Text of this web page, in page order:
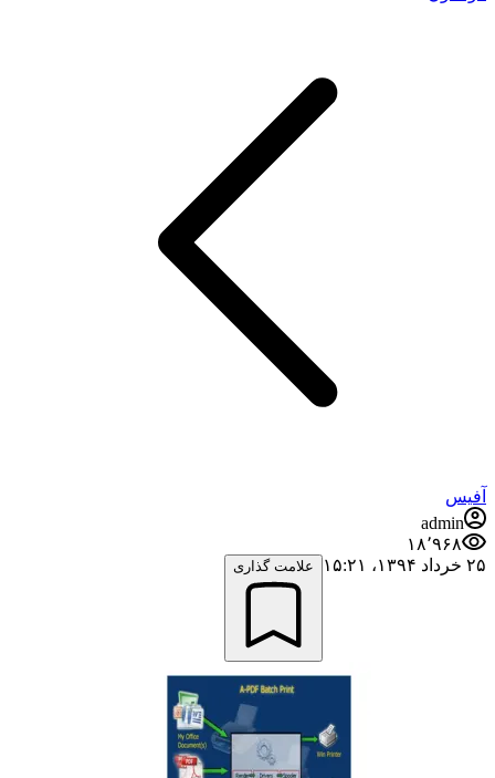
آفیس
admin
۱۸٬۹۶۸
۲۵ خرداد ۱۳۹۴،‏ ۱۵:۲۱
علامت گذاری